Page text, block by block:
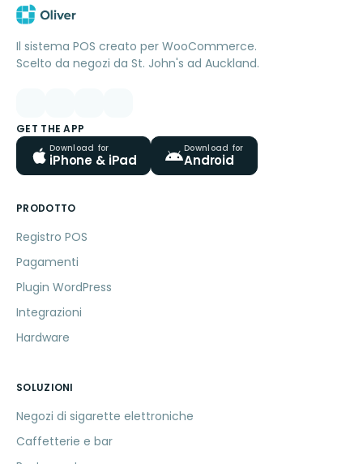
Il sistema POS creato per WooCommerce.
Scelto da negozi da St. John's ad Auckland.
GET THE APP
Download for
iPhone & iPad
Download for
Android
PRODOTTO
Registro POS
Pagamenti
Plugin WordPress
Integrazioni
Hardware
SOLUZIONI
Negozi di sigarette elettroniche
Caffetterie e bar